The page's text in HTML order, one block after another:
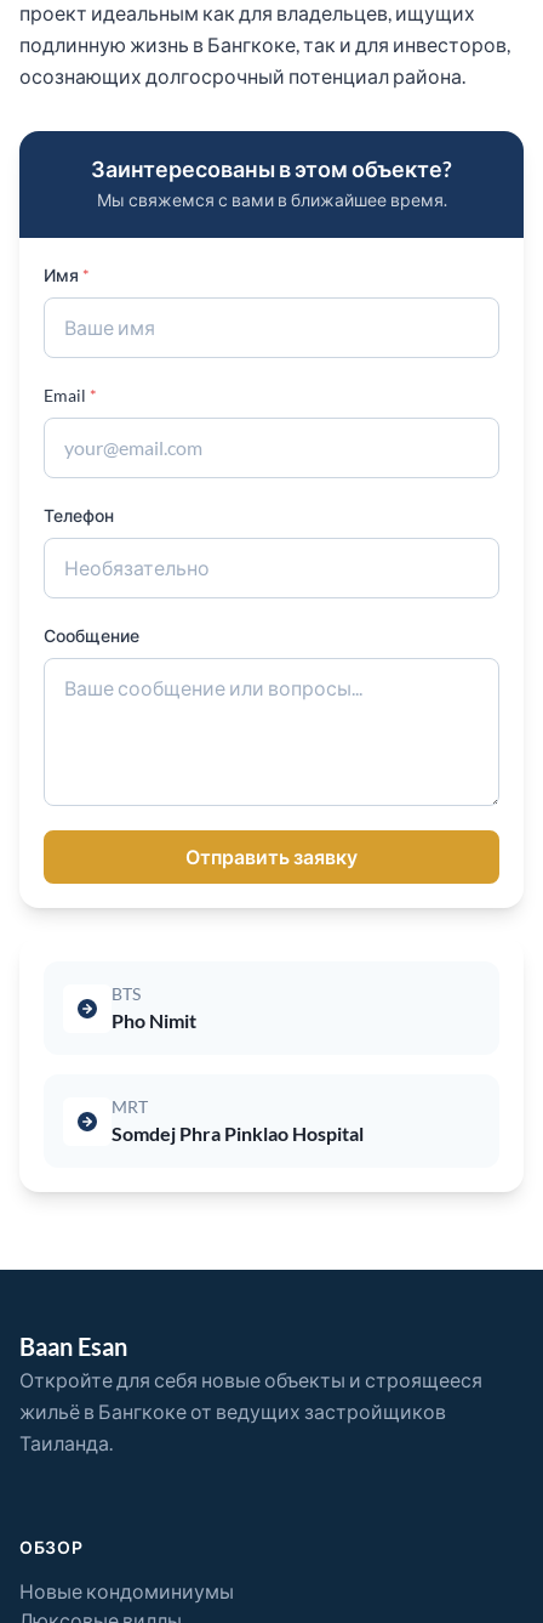
проект идеальным как для владельцев, ищущих
подлинную жизнь в Бангкоке, так и для инвесторов,
осознающих долгосрочный потенциал района.
Заинтересованы в этом объекте?
Мы свяжемся с вами в ближайшее время.
Имя
Email
Телефон
Сообщение
Отправить заявку
BTS
Pho Nimit
MRT
Somdej Phra Pinklao Hospital
Baan Esan
Откройте для себя новые объекты и строящееся
жильё в Бангкоке от ведущих застройщиков
Таиланда.
ОБЗОР
Новые кондоминиумы